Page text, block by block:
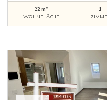
22 m²
WOHNFLÄCHE
1